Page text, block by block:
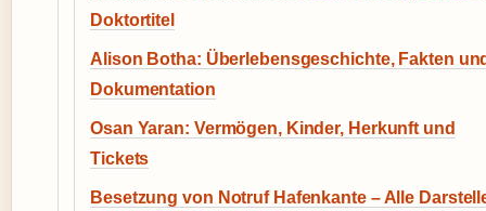
Doktortitel
Alison Botha: Überlebensgeschichte, Fakten
Dokumentation
Osan Yaran: Vermögen, Kinder, Herkunft und
Tickets
Besetzung von Notruf Hafenkante – Alle